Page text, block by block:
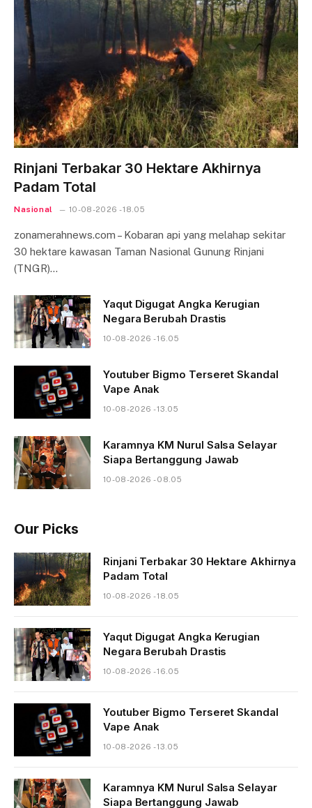
Rinjani Terbakar 30 Hektare Akhirnya
Padam Total
Nasional 10-08-2026 - 18.05
zonamerahnews.com – Kobaran api yang melahap sekitar
30 hektare kawasan Taman Nasional Gunung Rinjani
(TNGR)…
Yaqut Digugat Angka Kerugian
Negara Berubah Drastis
10-08-2026 - 16.05
Youtuber Bigmo Terseret Skandal
Vape Anak
10-08-2026 - 13.05
Karamnya KM Nurul Salsa Selayar
Siapa Bertanggung Jawab
10-08-2026 - 08.05
Our Picks
Rinjani Terbakar 30 Hektare Akhirnya
Padam Total
10-08-2026 - 18.05
Yaqut Digugat Angka Kerugian
Negara Berubah Drastis
10-08-2026 - 16.05
Youtuber Bigmo Terseret Skandal
Vape Anak
10-08-2026 - 13.05
Karamnya KM Nurul Salsa Selayar
Siapa Bertanggung Jawab